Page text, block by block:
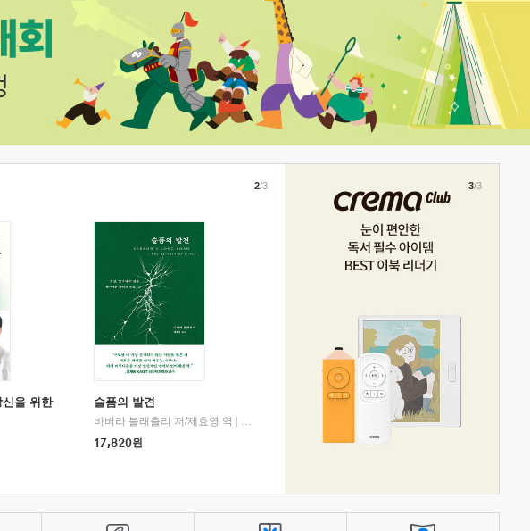
을 위한
슬픔의 발견
바버라 블래츨리 저/제효영 역
디플롯
17,820원
2/3 3/3